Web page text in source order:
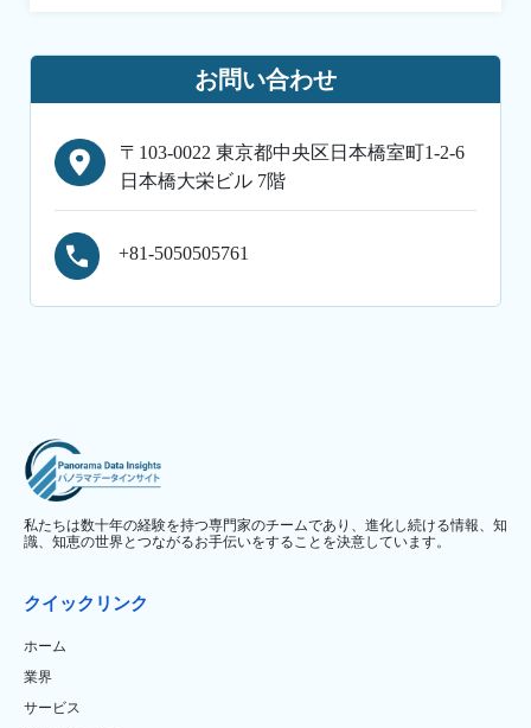
お問い合わせ
〒103-0022 東京都中央区日本橋室町1-2-6
日本橋大栄ビル 7階
+81-5050505761
私たちは数十年の経験を持つ専門家のチームであり、進化し続ける情報、知
識、知恵の世界とつながるお手伝いをすることを決意しています。
クイックリンク
ホーム
業界
サービス